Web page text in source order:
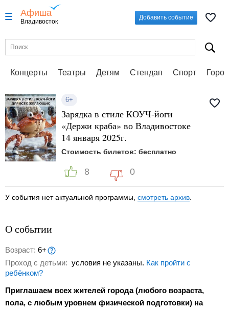
Афиша
Владивосток
Добавить событие
Концерты Театры Детям Стендап Спорт
6+
Зарядка в стиле КОУЧ-йоги
«Держи краба» во Владивостоке
14 января 2025г.
Стоимость билетов: бесплатно
8 0
У события нет актуальной программы, смотреть архив
О событии
Возраст: 6+
Проход с детьми: условия не указаны. Как пройти с
ребёнком?
Приглашаем всех жителей города (любого возраста,
пола, с любым уровнем физической подготовки) на